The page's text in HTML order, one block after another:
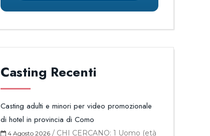
Casting Recenti
Casting adulti e minori per video promozionale
di hotel in provincia di Como
4 Agosto 2026 / CHI CERCANO: 1 Uomo (età